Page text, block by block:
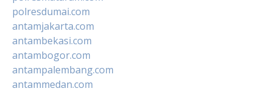
polresdumai.com
antamjakarta.com
antambekasi.com
antambogor.com
antampalembang.com
antammedan.com